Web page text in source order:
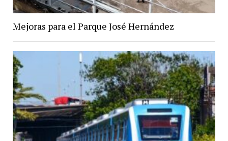
Mejoras para el Parque José Hernández